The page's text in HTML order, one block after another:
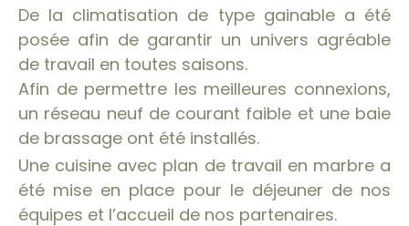
De la climatisation de type gainable a été
posée afin de garantir un univers agréable
de travail en toutes saisons.
Afin de permettre les meilleures connexions,
un réseau neuf de courant faible et une baie
de brassage ont été installés.
Une cuisine avec plan de travail en marbre a
été mise en place pour le déjeuner de nos
équipes et l’accueil de nos partenaires.